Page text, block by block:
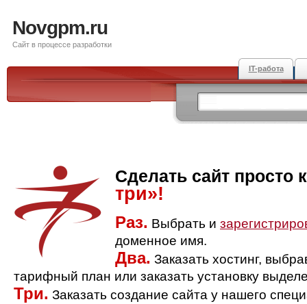
Novgpm.ru
Сайт в процессе разработки
IT-работа
Сделать сайт просто
три»!
Раз. Выбрать и
доменное имя.
Два. Заказать хостинг,
тарифный план или заказать установку
Три. Заказать создание сайта у нашего